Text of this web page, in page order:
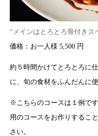
“メインはとろとろ骨付きス
価格：お一人様 5,500 円
約５時間かけてとろとろに
に、旬の食材をふんだんに
※こちらのコースは１例で
用のコースをお作りするこ
さい。